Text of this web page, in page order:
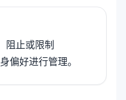
阻止或限制
偏好进行管理。